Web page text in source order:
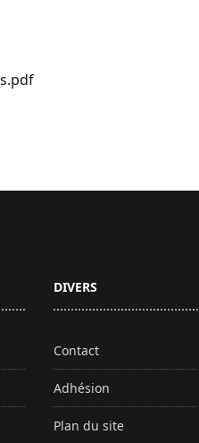
DIVERS
Contact
Adhésion
Plan du site